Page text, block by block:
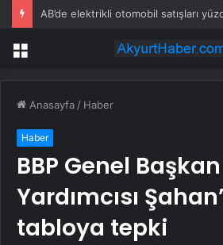
AB’de elektrikli otomobil satışları
Menü
Anasayfa / Haber
Haber
BBP Genel Başkan
Yardımcısı
tabloya tepki